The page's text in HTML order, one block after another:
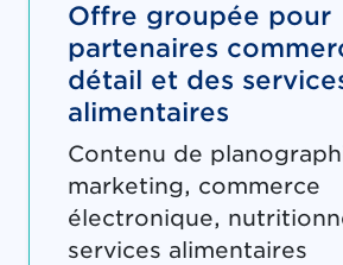
Offre groupée pour
partenaires
détail et des
alimentaires
Contenu de
marketing, commerce
électronique,
services alimentaires